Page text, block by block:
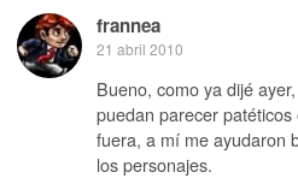
frannea
21 abril 2010
Bueno, como ya dijé
puedan parecer
fuera, a mí me ayudaron
los personajes.